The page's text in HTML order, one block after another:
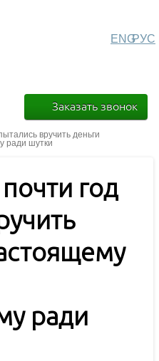
РУС
ENG
Заказать звонок
вручить деньги
ради шутки
год
ради